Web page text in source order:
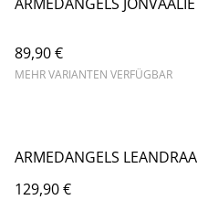
89,90 €
MEHR VARIANTEN VERFÜGBAR
ARMEDANGELS LEANDRAA
129,90 €